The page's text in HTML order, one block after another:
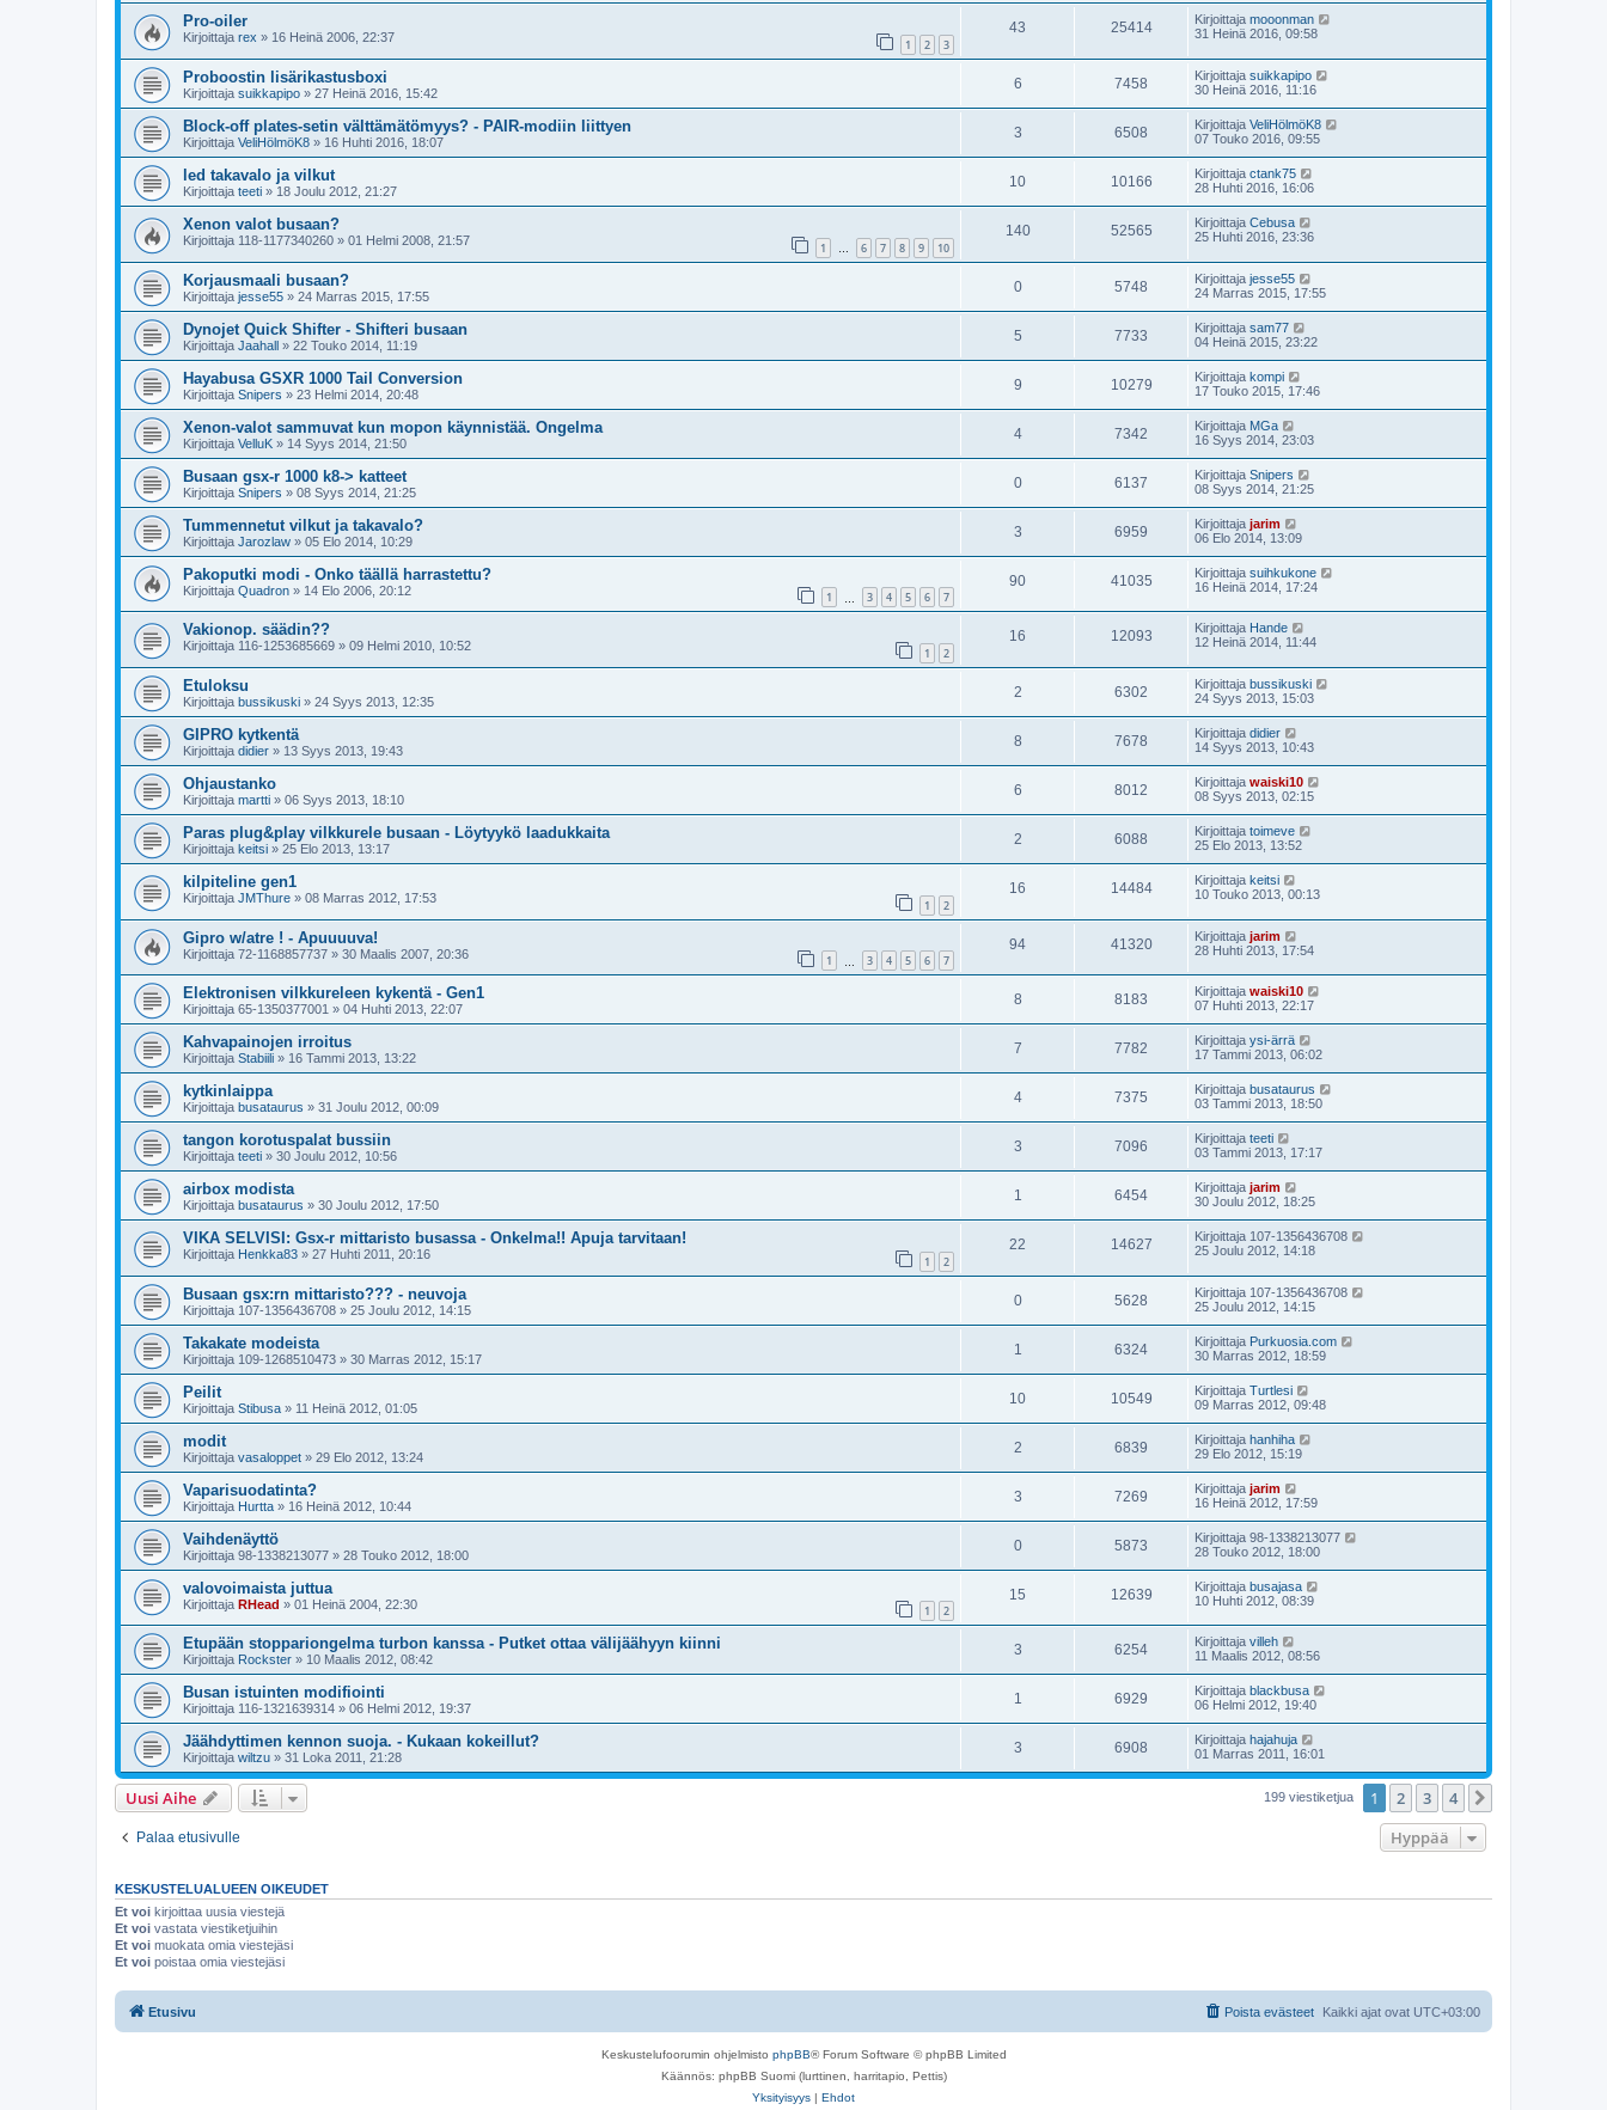
Pro-oiler
Kirjoittaja rex » 16 Heinä 2006, 22:37 1 2 3
43 25414 Kirjoittaja mooonman
31 Heinä 2016, 09:58
Proboostin lisärikastusboxi
Kirjoittaja suikkapipo » 27 Heinä 2016, 15:42
6 7458 Kirjoittaja suikkapipo
30 Heinä 2016, 11:16
Block-off plates-setin välttämätömyys? - PAIR-modiin liittyen
Kirjoittaja VeliHölmöK8 » 16 Huhti 2016, 18:07
3 6508 Kirjoittaja VeliHölmöK8
07 Touko 2016, 09:55
led takavalo ja vilkut
Kirjoittaja teeti » 18 Joulu 2012, 21:27
10 10166 Kirjoittaja ctank75
28 Huhti 2016, 16:06
Xenon valot busaan?
Kirjoittaja 118-1177340260 » 01 Helmi 2008, 21:57 1 … 6 7 8 9 10
140 52565 Kirjoittaja Cebusa
25 Huhti 2016, 23:36
Korjausmaali busaan?
Kirjoittaja jesse55 » 24 Marras 2015, 17:55
0 5748 Kirjoittaja jesse55
24 Marras 2015, 17:55
Dynojet Quick Shifter - Shifteri busaan
Kirjoittaja Jaahall » 22 Touko 2014, 11:19
5 7733 Kirjoittaja sam77
04 Heinä 2015, 23:22
Hayabusa GSXR 1000 Tail Conversion
Kirjoittaja Snipers » 23 Helmi 2014, 20:48
9 10279 Kirjoittaja kompi
17 Touko 2015, 17:46
Xenon-valot sammuvat kun mopon käynnistää. Ongelma
Kirjoittaja VelluK » 14 Syys 2014, 21:50
4 7342 Kirjoittaja MGa
16 Syys 2014, 23:03
Busaan gsx-r 1000 k8-> katteet
Kirjoittaja Snipers » 08 Syys 2014, 21:25
0 6137 Kirjoittaja Snipers
08 Syys 2014, 21:25
Tummennetut vilkut ja takavalo?
Kirjoittaja Jarozlaw » 05 Elo 2014, 10:29
3 6959 Kirjoittaja jarim
06 Elo 2014, 13:09
Pakoputki modi - Onko täällä harrastettu?
Kirjoittaja Quadron » 14 Elo 2006, 20:12 1 3 4 5 6 7
90 41035 Kirjoittaja suihkukone
16 Heinä 2014, 17:24
Vakionop. säädin??
Kirjoittaja 116-1253685669 » 09 Helmi 2010, 10:52 1 2
16 12093 Kirjoittaja Hande
12 Heinä 2014, 11:44
Etuloksu
Kirjoittaja bussikuski » 24 Syys 2013, 12:35
2 6302 Kirjoittaja bussikuski
24 Syys 2013, 15:03
GIPRO kytkentä
Kirjoittaja didier » 13 Syys 2013, 19:43
8 7678 Kirjoittaja didier
14 Syys 2013, 10:43
Ohjaustanko
Kirjoittaja martti » 06 Syys 2013, 18:10
6 8012 Kirjoittaja waiski10
08 Syys 2013, 02:15
Paras plug&play vilkkurele busaan - Löytyykö laadukkaita
Kirjoittaja keitsi » 25 Elo 2013, 13:17
2 6088 Kirjoittaja toimeve
25 Elo 2013, 13:52
kilpiteline gen1
Kirjoittaja JMThure » 08 Marras 2012, 17:53 1 2
16 14484 Kirjoittaja keitsi
10 Touko 2013, 00:13
Gipro w/atre ! - Apuuuuva!
Kirjoittaja 72-1168857737 » 30 Maalis 2007, 20:36 1 3 4 5 6 7
94 41320 Kirjoittaja jarim
28 Huhti 2013, 17:54
Elektronisen vilkkureleen kykentä - Gen1
Kirjoittaja 65-1350377001 » 04 Huhti 2013, 22:07
8 8183 Kirjoittaja waiski10
07 Huhti 2013, 22:17
Kahvapainojen irroitus
Kirjoittaja Stabiili » 16 Tammi 2013, 13:22
7 7782 Kirjoittaja ysi-ärrä
17 Tammi 2013, 06:02
kytkinlaippa
Kirjoittaja busataurus » 31 Joulu 2012, 00:09
4 7375 Kirjoittaja busataurus
03 Tammi 2013, 18:50
tangon korotuspalat bussiin
Kirjoittaja teeti » 30 Joulu 2012, 10:56
3 7096 Kirjoittaja teeti
03 Tammi 2013, 17:17
airbox modista
Kirjoittaja busataurus » 30 Joulu 2012, 17:50
1 6454 Kirjoittaja jarim
30 Joulu 2012, 18:25
VIKA SELVISI: Gsx-r mittaristo busassa - Onkelma!! Apuja tarvitaan!
Kirjoittaja Henkka83 » 27 Huhti 2011, 20:16 1 2
22 14627 Kirjoittaja 107-1356436708
25 Joulu 2012, 14:18
Busaan gsx:rn mittaristo??? - neuvoja
Kirjoittaja 107-1356436708 » 25 Joulu 2012, 14:15
0 5628 Kirjoittaja 107-1356436708
25 Joulu 2012, 14:15
Takakate modeista
Kirjoittaja 109-1268510473 » 30 Marras 2012, 15:17
1 6324 Kirjoittaja Purkuosia.com
30 Marras 2012, 18:59
Peilit
Kirjoittaja Stibusa » 11 Heinä 2012, 01:05
10 10549 Kirjoittaja Turtlesi
09 Marras 2012, 09:48
modit
Kirjoittaja vasaloppet » 29 Elo 2012, 13:24
2 6839 Kirjoittaja hanhiha
29 Elo 2012, 15:19
Vaparisuodatinta?
Kirjoittaja Hurtta » 16 Heinä 2012, 10:44
3 7269 Kirjoittaja jarim
16 Heinä 2012, 17:59
Vaihdenäyttö
Kirjoittaja 98-1338213077 » 28 Touko 2012, 18:00
0 5873 Kirjoittaja 98-1338213077
28 Touko 2012, 18:00
valovoimaista juttua
Kirjoittaja RHead » 01 Heinä 2004, 22:30 1 2
15 12639 Kirjoittaja busajasa
10 Huhti 2012, 08:39
Etupään stoppariongelma turbon kanssa - Putket ottaa välijäähyyn kiinni
Kirjoittaja Rockster » 10 Maalis 2012, 08:42
3 6254 Kirjoittaja villeh
11 Maalis 2012, 08:56
Busan istuinten modifiointi
Kirjoittaja 116-1321639314 » 06 Helmi 2012, 19:37
1 6929 Kirjoittaja blackbusa
06 Helmi 2012, 19:40
Jäähdyttimen kennon suoja. - Kukaan kokeillut?
Kirjoittaja wiltzu » 31 Loka 2011, 21:28
3 6908 Kirjoittaja hajahuja
01 Marras 2011, 16:01
Uusi Aihe 199 viestiketjua 1 2 3 4
Palaa etusivulle Hyppää
KESKUSTELUALUEEN OIKEUDET
Et voi kirjoittaa uusia viestejä
Et voi vastata viestiketjuihin
Et voi muokata omia viestejäsi
Et voi poistaa omia viestejäsi
Etusivu Kaikki ajat ovat UTC+03:00
Poista evästeet
Keskustelufoorumin ohjelmisto phpBB® Forum Software © phpBB Limited
Käännös: phpBB Suomi (lurttinen, harritapio, Pettis)
Yksityisyys | Ehdot